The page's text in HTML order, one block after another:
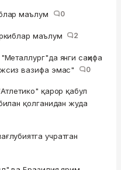
маълум 0
маълум 2
янги саҳифа
вазифа эмас"
0
қарор қабул
қолганидан жуда
учратган